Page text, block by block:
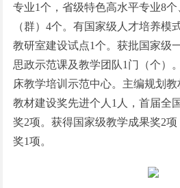
专业1个，省级特色高水平专业8
（群）4个。有国家级人才培养模
教研室建设试点1个。获批国家级
思政示范课及教学团队1门（个）
床教学培训示范中心。主编规划
教材建设奖先进个人1人，首届全
奖2项。获得国家级教学成果奖2
奖1项。